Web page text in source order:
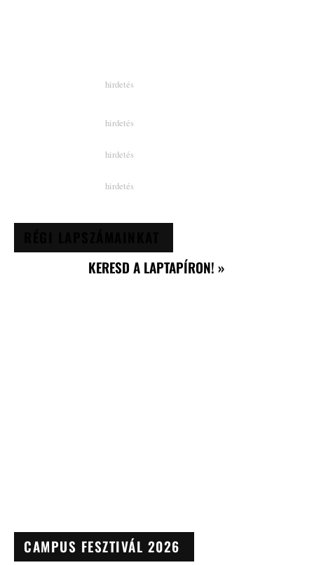
KERESD A LAPTAPÍRON! »
CAMPUS FESZTIVÁL 2026